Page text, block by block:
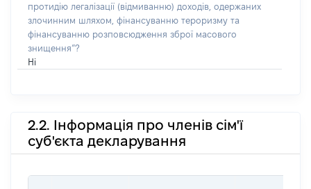
протидію легалізації (відмиванню) доходів, одержаних
злочинним шляхом, фінансуванню тероризму та
фінансуванню розповсюдження зброї масового
знищення”?
Ні
2.2. Інформація про членів сім'ї
суб'єкта декларування